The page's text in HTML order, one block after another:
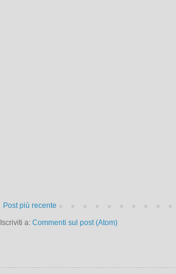
Post più recente
Iscriviti a: Commenti sul post (Atom)